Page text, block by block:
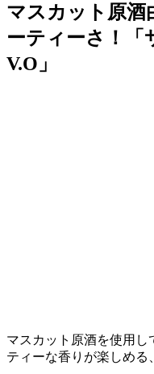
マスカット原酒
ーティーさ！「
V.O」
マスカット原酒を使用し
ティーな香りが楽しめる